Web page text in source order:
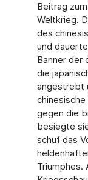
Beitrag
Weltkrieg.
des
und
Banner der
die
angestrebt
gegen die
besiegte
schuf das
Triumphes.